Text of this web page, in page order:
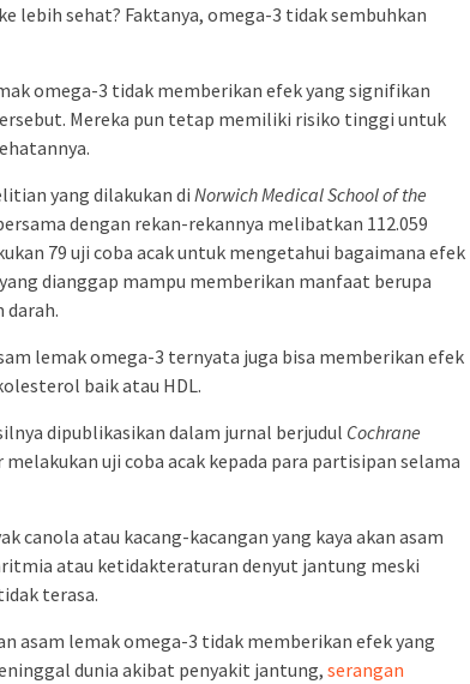
lebih sehat? Faktanya, omega-3 tidak sembuhkan
omega-3 tidak memberikan efek yang signifikan
Mereka pun tetap memiliki risiko tinggi untuk
yang dilakukan di Norwich Medical School of the
dengan rekan-rekannya melibatkan 112.059
79 uji coba acak untuk mengetahui bagaimana efek
dianggap mampu memberikan manfaat berupa
darah.
lemak omega-3 ternyata juga bisa memberikan efek
baik atau HDL.
dipublikasikan dalam jurnal berjudul Cochrane
uji coba acak kepada para partisipan selama
canola atau kacang-kacangan yang kaya akan asam
atau ketidakteraturan denyut jantung meski
terasa.
asam lemak omega-3 tidak memberikan efek yang
dunia akibat penyakit jantung, serangan